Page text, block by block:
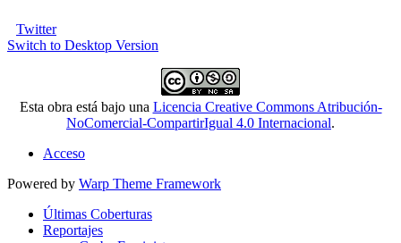
Twitter
Switch to Desktop Version
Esta obra está bajo una Licencia Creative Commons Atribución-
NoComercial-CompartirIgual 4.0 Internacional.
Acceso
Powered by Warp Theme Framework
Últimas Coberturas
Reportajes